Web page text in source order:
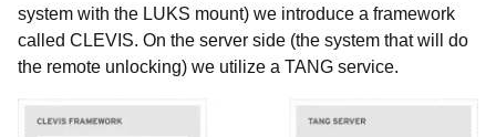
system with the LUKS mount) we introduce a framework
called CLEVIS. On the server side (the system that will do
the remote unlocking) we utilize a TANG service.